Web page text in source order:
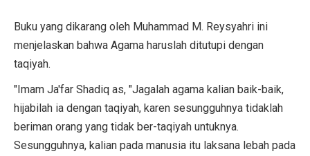
Buku yang dikarang oleh Muhammad M. Reysyahri ini
menjelaskan bahwa Agama haruslah ditutupi dengan
taqiyah.
"Imam Ja'far Shadiq as, "Jagalah agama kalian baik-baik,
hijabilah ia dengan taqiyah, karen sesungguhnya tidaklah
beriman orang yang tidak ber-taqiyah untuknya.
Sesungguhnya, kalian pada manusia itu laksana lebah pada